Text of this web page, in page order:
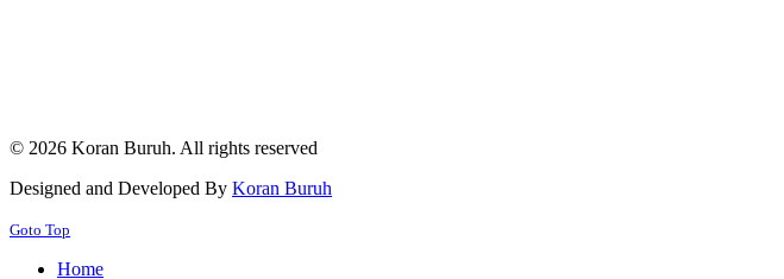
© 2026 Koran Buruh. All rights reserved
Designed and Developed By Koran Buruh
Goto Top
Home